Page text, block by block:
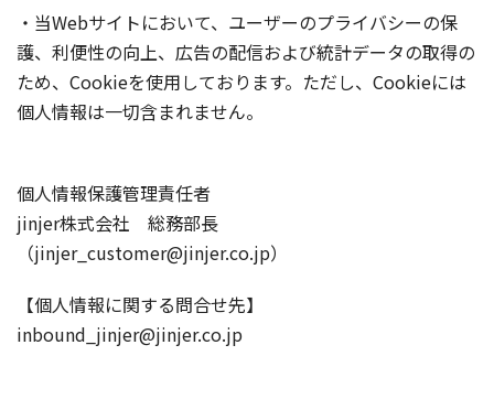
・当Webサイトにおいて、ユーザーのプライバシーの保
護、利便性の向上、広告の配信および統計データの取得の
ため、Cookieを使用しております。ただし、Cookieには
個人情報は一切含まれません。
個人情報保護管理責任者
jinjer株式会社 総務部長
（jinjer_customer@jinjer.co.jp）
【個人情報に関する問合せ先】
inbound_jinjer@jinjer.co.jp